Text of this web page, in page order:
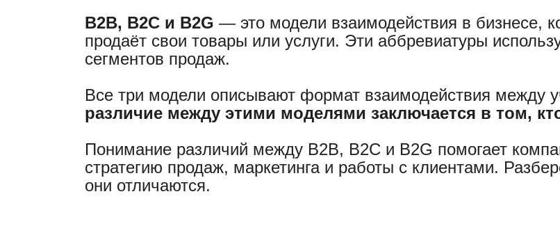
B2B, B2C и B2G — это модели взаимодействия в бизнесе,
продаёт свои товары или услуги. Эти аббревиатуры
сегментов продаж.
Все три модели описывают формат взаимодействия между
различие между этими моделями заключается в том,
Понимание различий между B2B, B2C и B2G помогает
стратегию продаж, маркетинга и работы с клиентами.
они отличаются.